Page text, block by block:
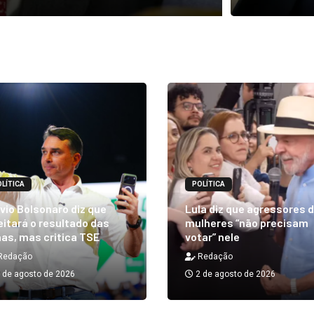
Bolsonaro diz que
o resultado das
mas critica TSE
de agosto de 2026
POLÍTICA
Lula diz que agressores
mulheres “não precisam
votar” nele
Redação
2 de agosto de 2026